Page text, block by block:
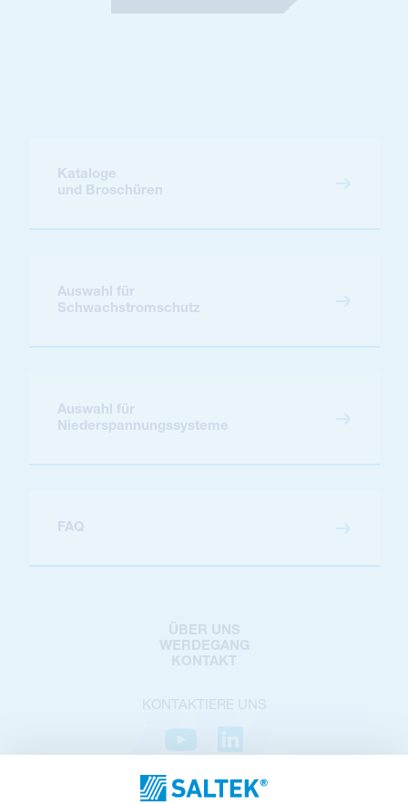
Kataloge
und Broschüren
Auswahl für
Schwachstromschutz
Auswahl für
Niederspannungssysteme
FAQ
ÜBER UNS
WERDEGANG
KONTAKT
KONTAKTIERE UNS
DATENSCHUTZ